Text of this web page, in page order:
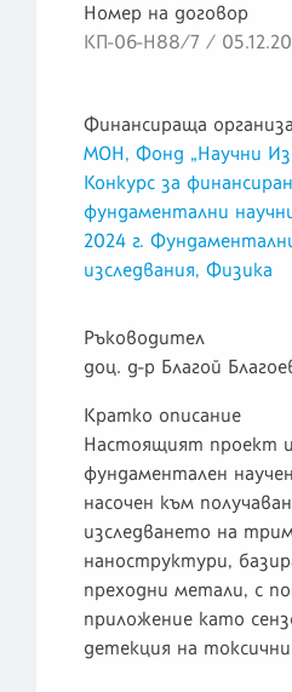
Номер на договор
КП-06-Н88/7 /
Финансираща
МОН, Фонд „Научни
Конкурс за
фундаментални
2024 г.
изследвания, Физика
Ръководител
доц. д-р Благой
Кратко описание
Настоящият проект
фундаментален
насочен към
изследването на
наноструктури,
преходни метали, с
приложение като
детекция на токсични